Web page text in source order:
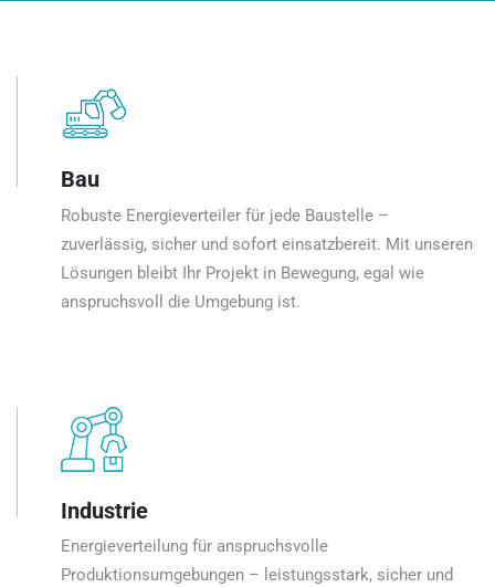
Bau
Robuste Energieverteiler für jede Baustelle –
zuverlässig, sicher und sofort einsatzbereit. Mit unseren
Lösungen bleibt Ihr Projekt in Bewegung, egal wie
anspruchsvoll die Umgebung ist.
Industrie
Energieverteilung für anspruchsvolle
Produktionsumgebungen – leistungsstark, sicher und